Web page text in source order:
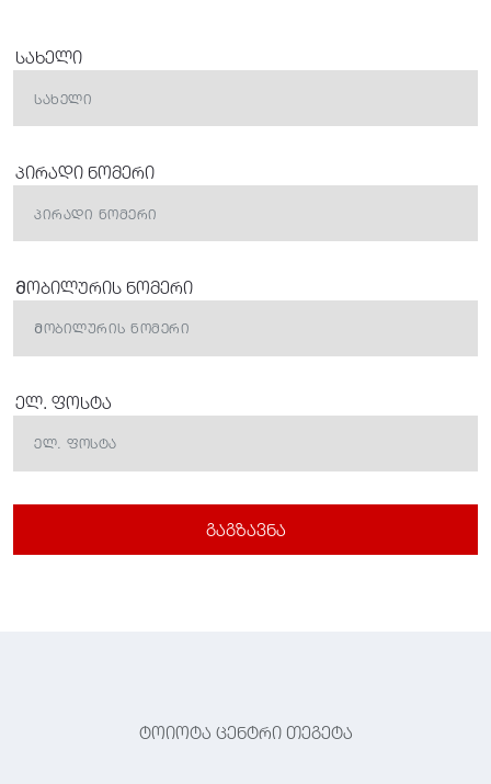
სახელი
პირადი ნომერი
Მობილურის ნომერი
ელ. ფოსტა
გაგზავნა
ტოიოტა ცენტრი თეგეტა